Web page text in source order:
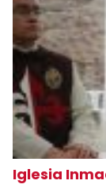
Iglesia